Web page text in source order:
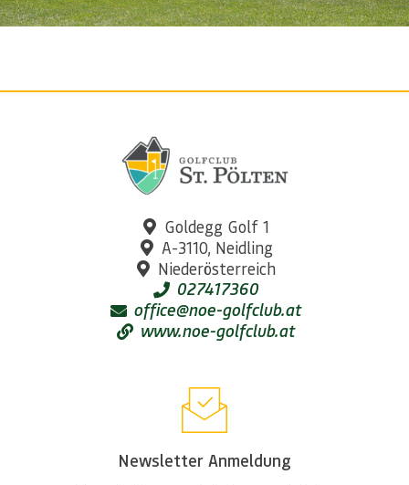
Goldegg Golf 1
A-3110, Neidling
Niederösterreich
027417360
office@noe-golfclub.at
www.noe-golfclub.at
Newsletter Anmeldung